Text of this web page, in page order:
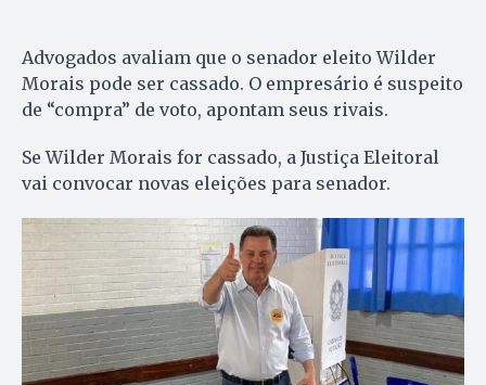
Advogados avaliam que o senador eleito Wilder
Morais pode ser cassado. O empresário é suspeito
de “compra” de voto, apontam seus rivais.
Se Wilder Morais for cassado, a Justiça Eleitoral
vai convocar novas eleições para senador.